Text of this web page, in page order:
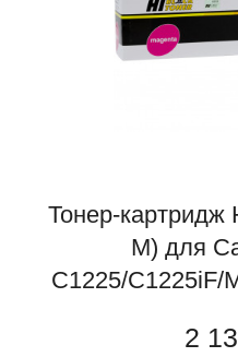
Тонер-
M) для
C1225/C1225iF/
2